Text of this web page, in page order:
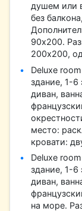
душем или
без
90х200.
200х200,
Deluxe
здание, 1-6
диван,
место:
кровати:
Deluxe
здание, 1-6
диван,
на море.